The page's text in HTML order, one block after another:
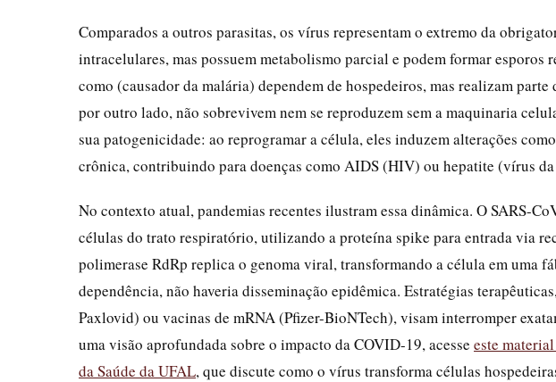
Comparados a outros parasitas, os vírus representam o extremo da
intracelulares, mas possuem metabolismo parcial e podem formar esporos
como (causador da malária) dependem de hospedeiros, mas realizam
por outro lado, não sobrevivem nem se reproduzem sem a maquinaria
sua patogenicidade: ao reprogramar a célula, eles induzem alterações
crônica, contribuindo para doenças como AIDS (HIV) ou hepatite (vírus
No contexto atual, pandemias recentes ilustram essa dinâmica. O SARS-
células do trato respiratório, utilizando a proteína spike para entrada via
polimerase RdRp replica o genoma viral, transformando a célula em uma
dependência, não haveria disseminação epidêmica. Estratégias
Paxlovid) ou vacinas de mRNA (Pfizer-BioNTech), visam interromper
uma visão aprofundada sobre o impacto da COVID-19, acesse este
da Saúde da UFAL, que discute como o vírus transforma células